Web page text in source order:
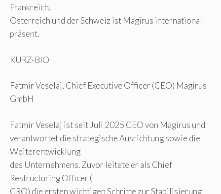
Frankreich,
Österreich und der Schweiz ist Magirus international
präsent.
KURZ-BIO
Fatmir Veselaj, Chief Executive Officer (CEO) Magirus
GmbH
Fatmir Veselaj ist seit Juli 2025 CEO von Magirus und
verantwortet die strategische Ausrichtung sowie die
Weiterentwicklung
des Unternehmens. Zuvor leitete er als Chief
Restructuring Officer (
CRO) die ersten wichtigen Schritte zur Stabilisierung